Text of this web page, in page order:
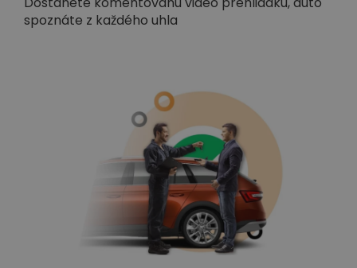
spoznáte z každého uhla